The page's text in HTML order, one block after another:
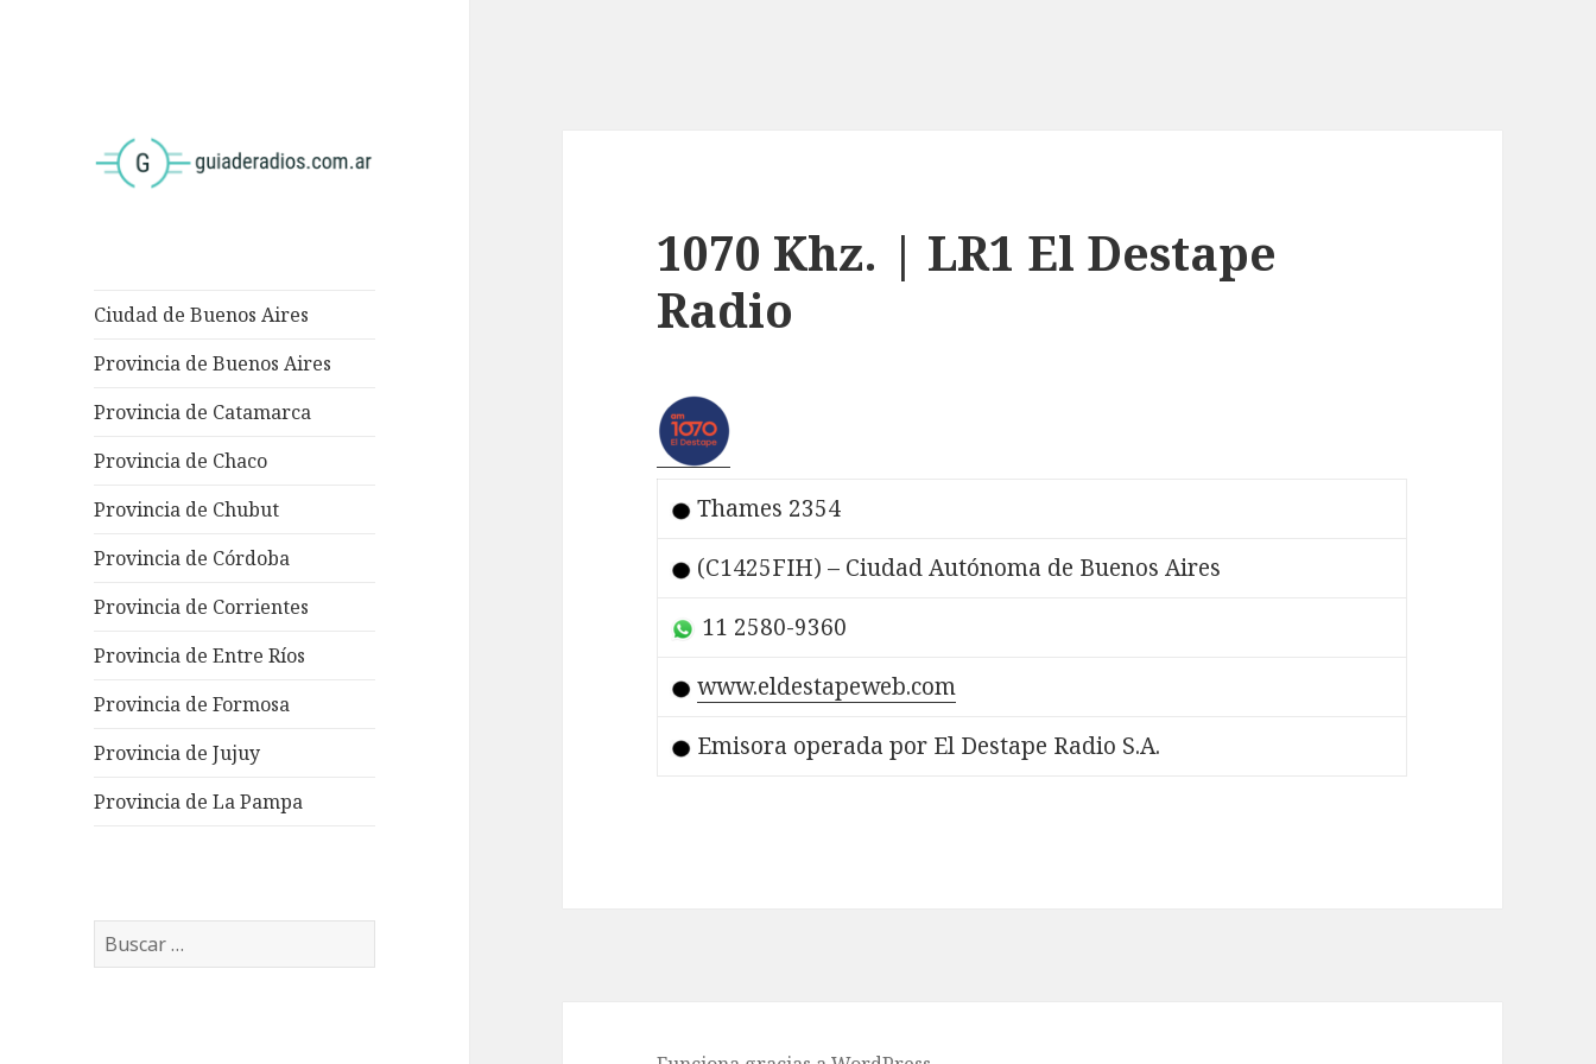
Ciudad de Buenos Aires
Provincia de Buenos Aires
Provincia de Catamarca
Provincia de Chaco
Provincia de Chubut
Provincia de Córdoba
Provincia de Corrientes
Provincia de Entre Ríos
Provincia de Formosa
Provincia de Jujuy
Provincia de La Pampa
Buscar:
1070 Khz. | LR1 El Destape
Radio
Thames 2354
(C1425FIH) – Ciudad Autónoma de Buenos Aires
11 2580-9360
www.eldestapeweb.com
Emisora operada por El Destape Radio S.A.